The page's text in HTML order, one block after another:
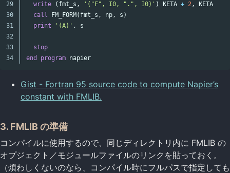
29
30
31
32
33
write
( fmt_s , '("F", I0, ".", I0)' ) KETA + 2 ,
KETA
call
FM_FORM( fmt_s , np , s )
print
'(A)' , s
stop
end
program napier
Gist - Fortran 95 source code to compute Napier’s
constant with FMLIB.
3. FMLIB の準備
コンパイルに使用するので、同じディレクトリ内に FMLIB の
オプジェクト／モジュールファイルのリンクを貼っておく。
（煩わしくないのなら、コンパイル時にフルパスで指定しても